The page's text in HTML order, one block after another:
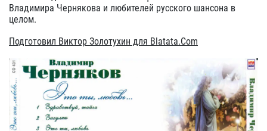
Владимира Чернякова и любителей русского шансона в
целом.
Подготовил Виктор Золотухин для Blatata.Com